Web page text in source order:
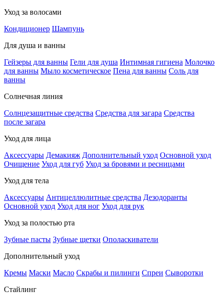
Уход за волосами
Кондиционер Шампунь
Для душа и ванны
Гейзеры для ванны Гели для душа Интимная гигиена Молочко
для ванны Мыло косметическое Пена для ванны Соль для
ванны
Солнечная линия
Солнцезащитные средства Средства для загара Средства
после загара
Уход для лица
Аксессуары Демакияж Дополнительный уход Основной уход
Очищение Уход для губ Уход за бровями и ресницами
Уход для тела
Аксессуары Антицеллюлитные средства Дезодоранты
Основной уход Уход для ног Уход для рук
Уход за полостью рта
Зубные пасты Зубные щетки Ополаскиватели
Дополнительный уход
Кремы Маски Масло Скрабы и пилинги Спреи Сыворотки
Стайлинг